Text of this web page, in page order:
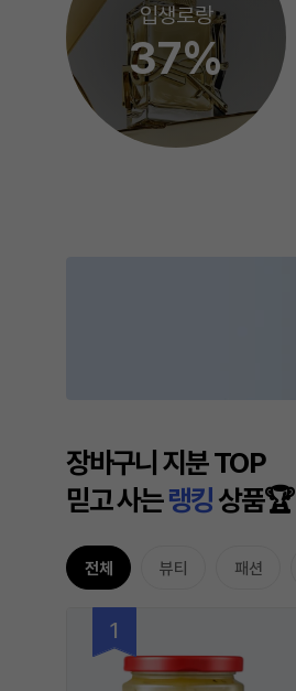
입생로랑
37%
장바구니 지분 TOP
믿고 사는랭킹상품🏆
전체 뷰티 패션